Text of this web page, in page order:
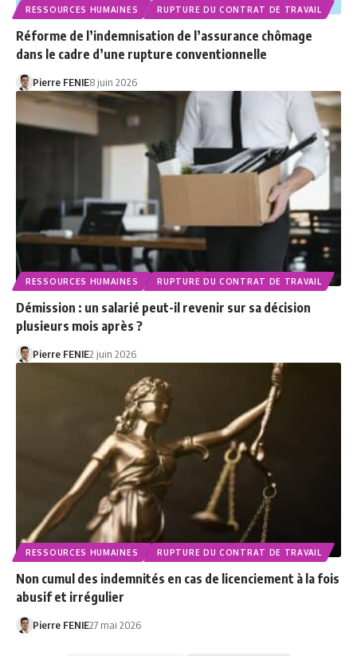
RESSOURCES HUMAINES RUPTURE DU CONTRAT DE TRAVAIL
Réforme de l’indemnisation de l’assurance chômage
dans le cadre d’une rupture conventionnelle
Pierre FENIE8 juin 2026
RESSOURCES HUMAINES RUPTURE DU CONTRAT DE TRAVAIL
Démission : un salarié peut-il revenir sur sa décision
plusieurs mois après ?
Pierre FENIE2 juin 2026
RESSOURCES HUMAINES RUPTURE DU CONTRAT DE TRAVAIL
Non cumul des indemnités en cas de licenciement à la fois
abusif et irrégulier
Pierre FENIE27 mai 2026